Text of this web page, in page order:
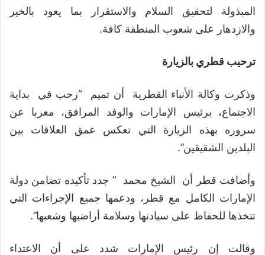
المبذولة لتحقيق السلام والاستقرار بما يعود بالخير
والازدهار على شعوب المنطقة كافة.
ترحيب قطري بالزيارة
وذكرت وكالة الأنباء القطرية أن تميم “رحب في بداية
الاجتماع، برئيس الإمارات والوفد المرافق، معربا عن
سروره بهذه الزيارة التي تعكس عمق العلاقات بين
البلدين الشقيقين”.
وأضافت قطر أن الشيخ محمد ” جدد تأكيده تضامن دولة
الإمارات الكامل مع قطر، ودعمها جميع الإجراءات التي
تتخذها للحفاظ على سيادتها وسلامة أراضيها وشعبها”.
وقالت إن رئيس الإمارات شدد على أن الاعتداء